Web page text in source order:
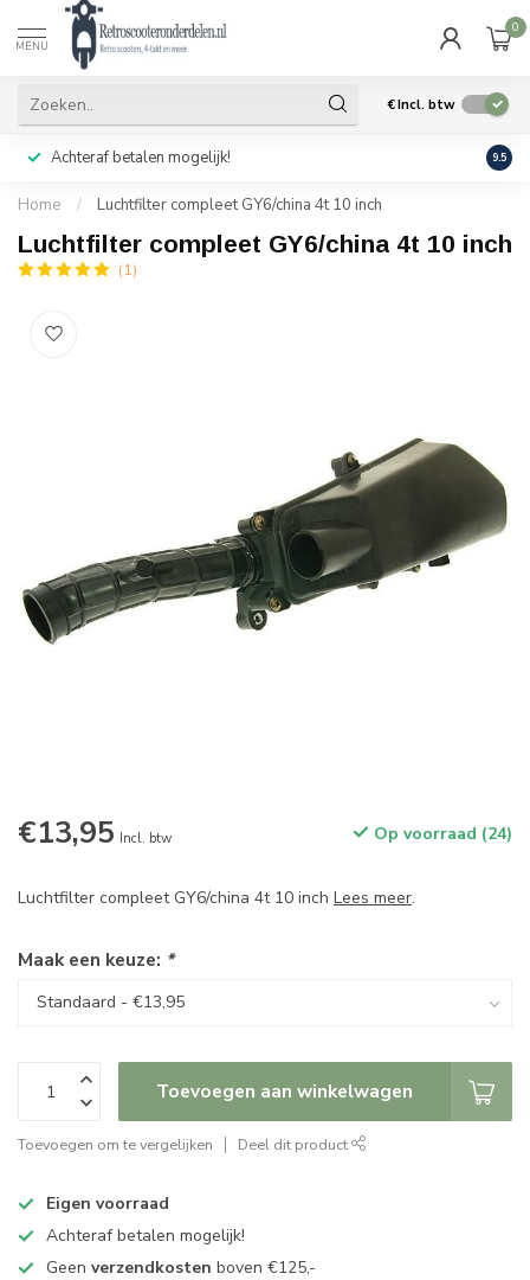
MENU
0
€Incl. btw
Achteraf betalen mogelijk! Geen
9.5
Home / Luchtfilter compleet GY6/china 4t 10 inch
Luchtfilter compleet GY6/china 4t 10 inch
(1)
€13,95 Incl. btw Op voorraad (24)
Luchtfilter compleet GY6/china 4t 10 inch Lees meer.
Maak een keuze: *
Toevoegen aan winkelwagen
Toevoegen om te vergelijken Deel dit product
Eigen voorraad
Achteraf betalen mogelijk!
Geen verzendkosten boven €125,-